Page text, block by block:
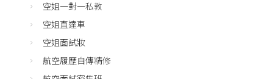
空姐一對一私教
空姐直達車
空姐面試妝
航空履歷自傳精修